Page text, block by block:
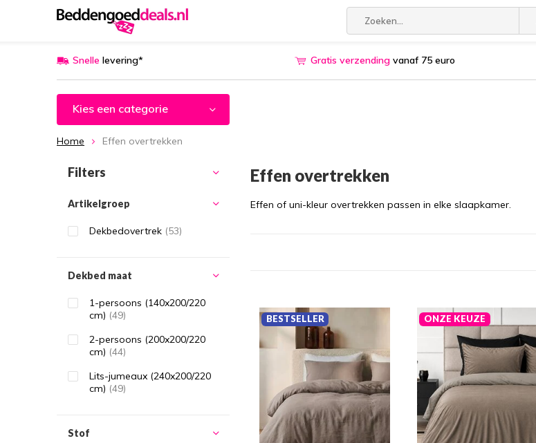
Snelle levering* Gratis verzending vanaf 75 euro
Kies een categorie
Home Effen overtrekken
Effen overtrekken
Effen of uni-kleur overtrekken passen in elke slaapkamer.
BESTSELLER ONZE KEUZE
Filters
Artikelgroep
Dekbedovertrek (53)
Dekbed maat
1-persoons (140x200/220
cm) (49)
2-persoons (200x200/220
cm) (44)
Lits-jumeaux (240x200/220
cm) (49)
Stof